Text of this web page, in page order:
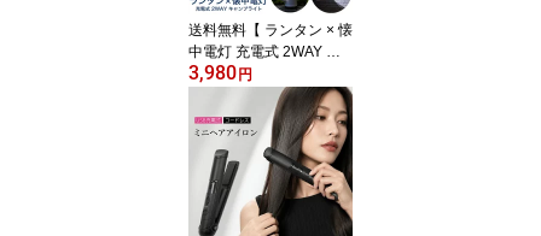
送料込み たらこ スケト
ウダラ
送料無料【 ランタン × 懐
中電灯 充電式 2WAY キ
ャンプライト 】キャンプ
や防災用に最適 電球色
白色 切り替え可能 点灯
点滅 電源不要 スマホや
タブレットの充電可能 モ
バイルバッテリー USB T
ype-Cケーブル アウトド
ア テントライト ランプ
3,980円